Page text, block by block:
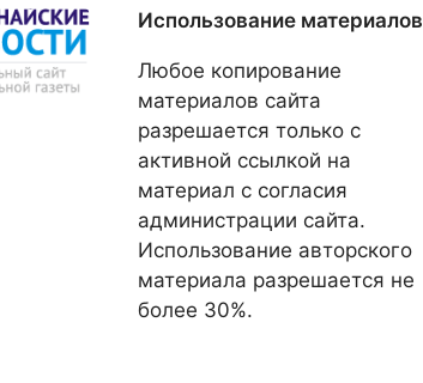
Использование материалов
Любое копирование
материалов сайта
разрешается только с
активной ссылкой на
материал с согласия
администрации сайта.
Использование авторского
материала разрешается не
более 30%.